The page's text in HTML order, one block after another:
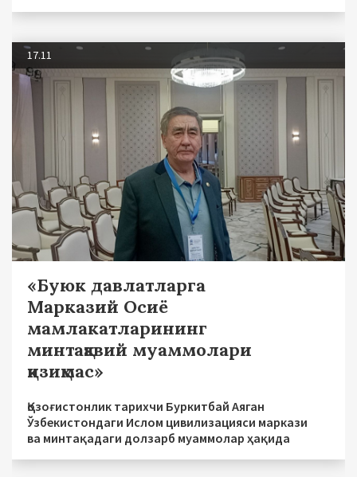
17.11
«Буюк давлатларга
Марказий Осиё
мамлакатларининг
минтақавий муаммолари
қизиқмас»
Қозоғистонлик тарихчи Буркитбай Аяган
Ўзбекистондаги Ислом цивилизацияси маркази
ва минтақадаги долзарб муаммолар ҳақида